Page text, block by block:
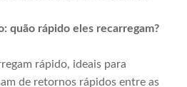
quão rápido eles recarregam?
rápido, ideais para
de retornos rápidos entre as